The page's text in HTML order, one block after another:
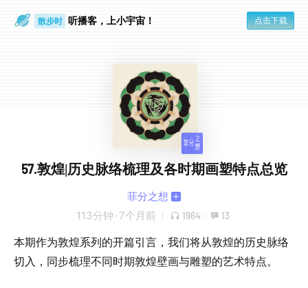
散步时 听播客，上小宇宙！ 点击下载
57.敦煌|历史脉络梳理及各时期画塑特点总览
菲分之想
113分钟 · 7个月前 1964 · 13
本期作为敦煌系列的开篇引言，我们将从敦煌的历史脉络
切入，同步梳理不同时期敦煌壁画与雕塑的艺术特点。